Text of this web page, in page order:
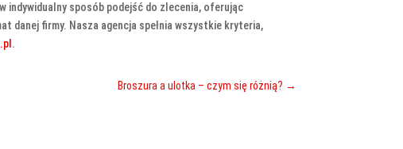
indywidualny sposób podejść do zlecenia, oferując
danej firmy. Nasza agencja spełnia wszystkie kryteria,
.
Broszura a ulotka – czym się różnią? →